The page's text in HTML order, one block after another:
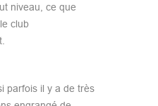
niveau, ce que
club
parfois il y a de très